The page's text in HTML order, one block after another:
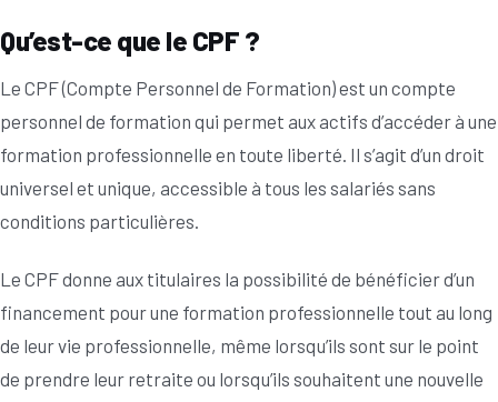
Qu’est-ce que le CPF ?
Le CPF (Compte Personnel de Formation) est un compte
personnel de formation qui permet aux actifs d’accéder à une
formation professionnelle en toute liberté. Il s’agit d’un droit
universel et unique, accessible à tous les salariés sans
conditions particulières.
Le CPF donne aux titulaires la possibilité de bénéficier d’un
financement pour une formation professionnelle tout au long
de leur vie professionnelle, même lorsqu’ils sont sur le point
de prendre leur retraite ou lorsqu’ils souhaitent une nouvelle